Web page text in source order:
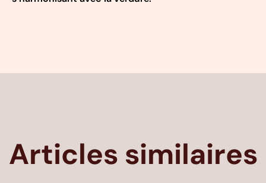
Articles similaires